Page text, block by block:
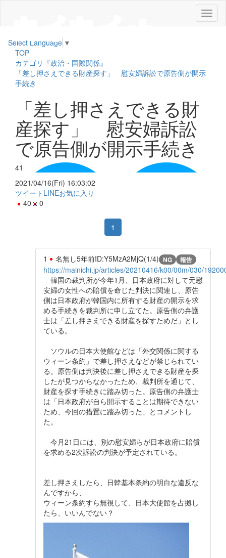
メ
ニ
Select Language ▼
TOP
カテゴリ『政治・国際関係』
「差し押さえできる財産探す」 慰安婦訴訟で原告側が開示
手続き
「差し押さえできる財
産探す」 慰安婦訴訟
で原告側が開示手続き
41
2021/04/16(Fri) 16:03:02
ツイート LINEお気に入り
40
0
1
1 名無し5年前ID:Y5MzA2MjQ(1/4) NG 報告
https://mainichi.jp/articles/20210416/k00/00m/030/
韓国の裁判所が今年1月、日本政府に対して元慰
安婦の女性への賠償を命じた判決に関連し、原告
側は日本政府が韓国内に所有する財産の開示を求
める手続きを裁判所に申し立てた。原告側の弁護
士は「差し押さえできる財産を探すためだ」とし
ている。
ソウルの日本大使館などは「外交関係に関する
ウィーン条約」で差し押さえなどが禁じられてい
る。原告側は判決後に差し押さえできる財産を探
したが見つからなかったため、裁判所を通じて、
財産を探す手続きに踏み切った。原告側の弁護士
は「日本政府が自ら開示することは期待できない
ため、今回の措置に踏み切った」とコメントし
た。
今月21日には、別の慰安婦らが日本政府に賠償
を求める2次訴訟の判決が予定されている。
差し押さえしたら、日韓基本条約の明白な違反な
んですから、
ウィーン条約すら無視して、日本大使館を占拠し
たら、いいんでない？